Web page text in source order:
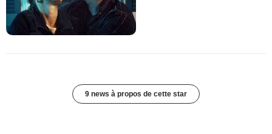
9 news à propos de cette star